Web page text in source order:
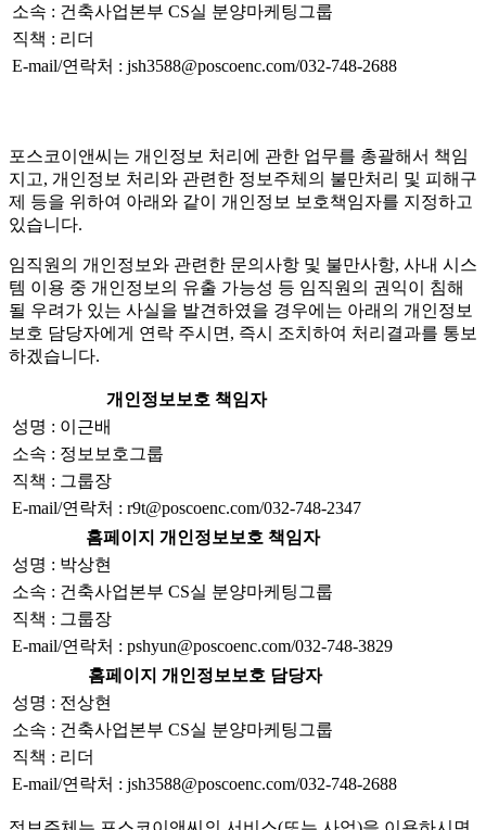
소속 : 건축사업본부 CS실 분양마케팅그룹
직책 : 리더
E-mail/연락처 : jsh3588@poscoenc.com/032-748-2688
포스코이앤씨는 개인정보 처리에 관한 업무를 총괄해서 책임
지고, 개인정보 처리와 관련한 정보주체의 불만처리 및 피해구
제 등을 위하여 아래와 같이 개인정보 보호책임자를 지정하고
있습니다.
임직원의 개인정보와 관련한 문의사항 및 불만사항, 사내 시스
템 이용 중 개인정보의 유출 가능성 등 임직원의 권익이 침해
될 우려가 있는 사실을 발견하였을 경우에는 아래의 개인정보
보호 담당자에게 연락 주시면, 즉시 조치하여 처리결과를 통보
하겠습니다.
개인정보보호 책임자
성명 : 이근배
소속 : 정보보호그룹
직책 : 그룹장
E-mail/연락처 : r9t@poscoenc.com/032-748-2347
홈페이지 개인정보보호 책임자
성명 : 박상현
소속 : 건축사업본부 CS실 분양마케팅그룹
직책 : 그룹장
E-mail/연락처 : pshyun@poscoenc.com/032-748-3829
홈페이지 개인정보보호 담당자
성명 : 전상현
소속 : 건축사업본부 CS실 분양마케팅그룹
직책 : 리더
E-mail/연락처 : jsh3588@poscoenc.com/032-748-2688